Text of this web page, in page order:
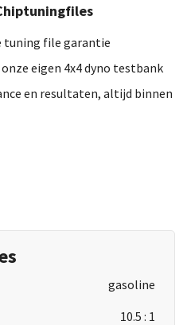
naar een ander model?
tuning file garantie
eigen 4x4 dyno testbank
en resultaten, altijd binnen
gasoline
10.5 : 1